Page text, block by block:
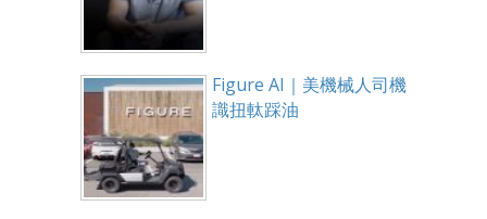
Figure AI｜美機械人司機
識扭軚踩油